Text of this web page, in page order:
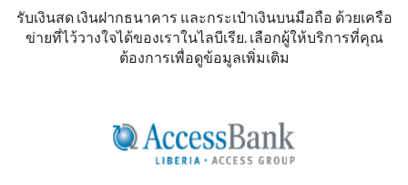
รับเงินสด เงินฝากธนาคาร และกระเป๋าเงินบนมือถือ ด้วยเครือ
ข่ายที่ไว้วางใจได้ของเราในไลบีเรีย. เลือกผู้ให้บริการที่คุณ
ต้องการเพื่อดูข้อมูลเพิ่มเติม